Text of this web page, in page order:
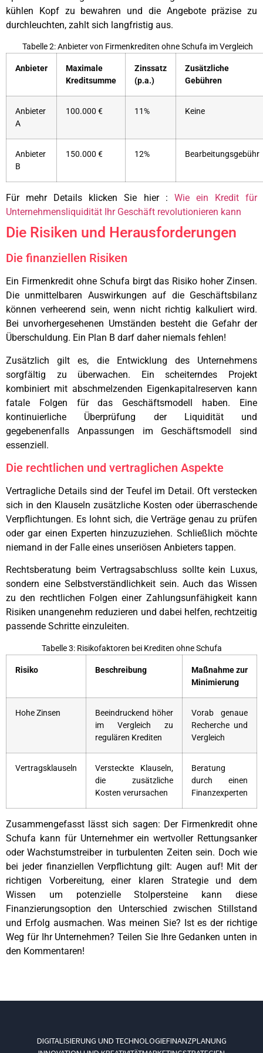
kühlen Kopf zu bewahren und die Angebote präzise zu
durchleuchten, zahlt sich langfristig aus.
Tabelle 2: Anbieter von Firmenkrediten ohne Schufa im Vergleich
Anbieter
Maximale
Kreditsumme
Zinssatz
(p.a.)
Zusätzliche
Gebühren
Anbieter
A
100.000 € 11% Keine
Anbieter
B
150.000 € 12% Bearbeitungsgebühr
Für mehr Details klicken Sie hier : Wie ein Kredit für
Unternehmensliquidität Ihr Geschäft revolutionieren kann
Die Risiken und Herausforderungen
Die finanziellen Risiken
Ein Firmenkredit ohne Schufa birgt das Risiko hoher Zinsen.
Die unmittelbaren Auswirkungen auf die Geschäftsbilanz
können verheerend sein, wenn nicht richtig kalkuliert wird.
Bei unvorhergesehenen Umständen besteht die Gefahr der
Überschuldung. Ein Plan B darf daher niemals fehlen!
Zusätzlich gilt es, die Entwicklung des Unternehmens
sorgfältig zu überwachen. Ein scheiterndes Projekt
kombiniert mit abschmelzenden Eigenkapitalreserven kann
fatale Folgen für das Geschäftsmodell haben. Eine
kontinuierliche Überprüfung der Liquidität und
gegebenenfalls Anpassungen im Geschäftsmodell sind
essenziell.
Die rechtlichen und vertraglichen Aspekte
Vertragliche Details sind der Teufel im Detail. Oft verstecken
sich in den Klauseln zusätzliche Kosten oder überraschende
Verpflichtungen. Es lohnt sich, die Verträge genau zu prüfen
oder gar einen Experten hinzuzuziehen. Schließlich möchte
niemand in der Falle eines unseriösen Anbieters tappen.
Rechtsberatung beim Vertragsabschluss sollte kein Luxus,
sondern eine Selbstverständlichkeit sein. Auch das Wissen
zu den rechtlichen Folgen einer Zahlungsunfähigkeit kann
Risiken unangenehm reduzieren und dabei helfen, rechtzeitig
passende Schritte einzuleiten.
Tabelle 3: Risikofaktoren bei Krediten ohne Schufa
Risiko Beschreibung
Maßnahme zur
Minimierung
Hohe Zinsen
Beeindruckend höher
im Vergleich zu
regulären Krediten
Vorab genaue
Recherche und
Vergleich
Vertragsklauseln
Versteckte Klauseln,
die zusätzliche
Kosten verursachen
Beratung
durch einen
Finanzexperten
Zusammengefasst lässt sich sagen: Der Firmenkredit ohne
Schufa kann für Unternehmer ein wertvoller Rettungsanker
oder Wachstumstreiber in turbulenten Zeiten sein. Doch wie
bei jeder finanziellen Verpflichtung gilt: Augen auf! Mit der
richtigen Vorbereitung, einer klaren Strategie und dem
Wissen um potenzielle Stolpersteine kann diese
Finanzierungsoption den Unterschied zwischen Stillstand
und Erfolg ausmachen. Was meinen Sie? Ist es der richtige
Weg für Ihr Unternehmen? Teilen Sie Ihre Gedanken unten in
den Kommentaren!
DIGITALISIERUNG UND TECHNOLOGIEFINANZPLANUNG